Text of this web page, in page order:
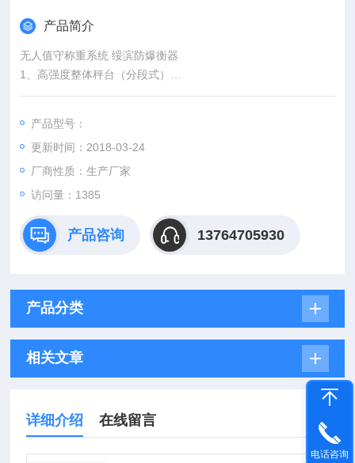
产品简介
无人值守称重系统 绥滨防爆衡器
1、高强度整体秤台（分段式）
2、XC-A高精度桥式称重传感器
称重显示仪表（自带打印机）
产品型号：
更新时间：2018-03-24
厂商性质：生产厂家
访问量：1385
产品咨询 13764705930
产品分类
相关文章
详细介绍 在线留言
电话咨询